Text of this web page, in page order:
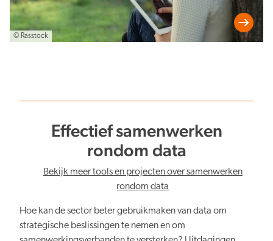
© Rasstock
Effectief samenwerken
rondom data
Bekijk meer tools en projecten over samenwerken
rondom data
Hoe kan de sector beter gebruikmaken van data om
strategische beslissingen te nemen en om